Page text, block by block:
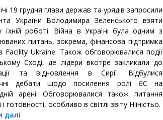
19 грудня глави держав та урядів запросили
України Володимира Зеленського взяти
їхній роботі. Війна в Україні була одним з
питань, зокрема, фінансова підтримка
Facility Ukraine. Також обговорювалися події
Сході, де лідери вкотре закликали до
та відновлення в Сирії. Відбулися
дебати щодо посилення ролі ЄС на
арені. Обговорювалися також питання
і готовності, особливо в світлі звіту Нііністьо.
далі